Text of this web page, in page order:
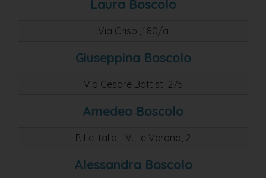
Laura Boscolo
Via Crispi, 180/a
Giuseppina Boscolo
Via Cesare Battisti 275
Amedeo Boscolo
P. Le Italia - V. Le Verona, 2
Alessandra Boscolo